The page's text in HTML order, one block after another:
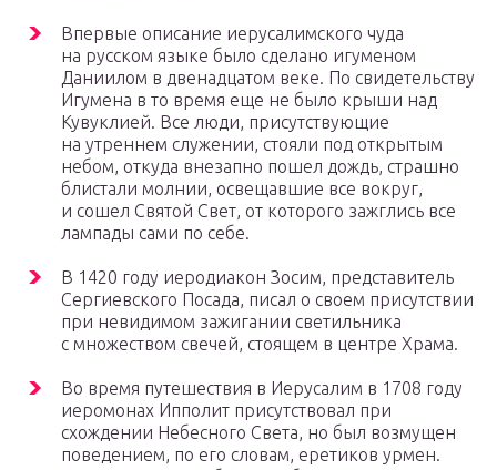
Впервые описание иерусалимского чуда
на русском языке было сделано игуменом
Даниилом в двенадцатом веке. По свидетельству
Игумена в то время еще не было крыши над
Кувуклией. Все люди, присутствующие
на утреннем служении, стояли под открытым
небом, откуда внезапно пошел дождь, страшно
блистали молнии, освещавшие все вокруг,
и сошел Святой Свет, от которого зажглись все
лампады сами по себе.
В 1420 году иеродиакон Зосим, представитель
Сергиевского Посада, писал о своем присутствии
при невидимом зажигании светильника
с множеством свечей, стоящем в центре Храма.
Во время путешествия в Иерусалим в 1708 году
иеромонах Ипполит присутствовал при
схождении Небесного Света, но был возмущен
поведением, по его словам, еретиков урмен.